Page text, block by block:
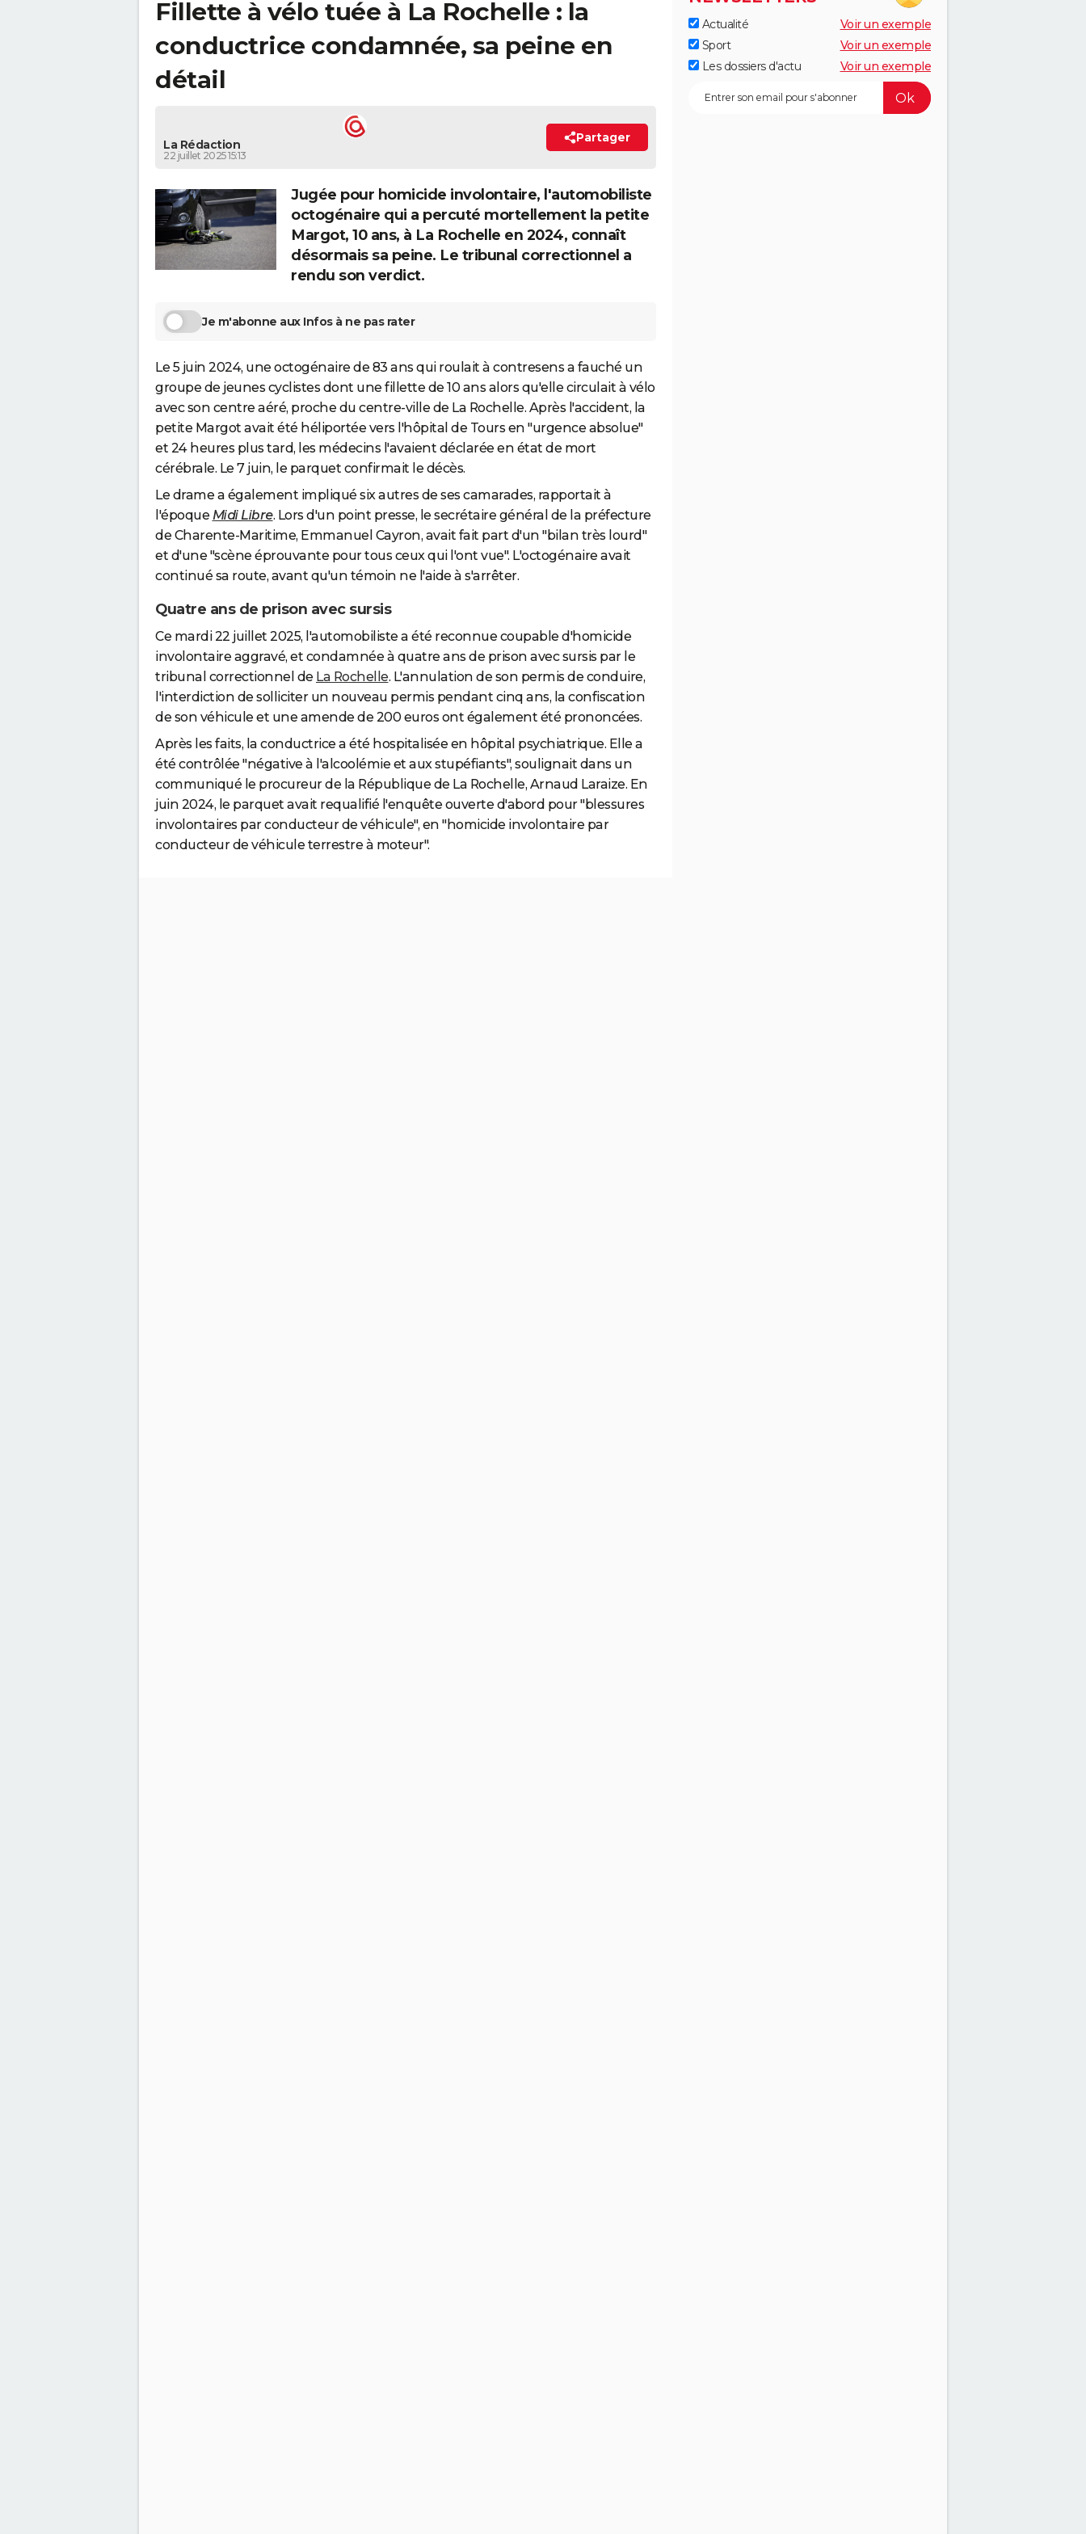
Fillette à vélo tuée à La Rochelle : la
conductrice condamnée, sa peine en
détail
La Rédaction
22 juillet 2025 15:13
Partager
Jugée pour homicide involontaire, l'automobiliste
octogénaire qui a percuté mortellement la petite
Margot, 10 ans, à La Rochelle en 2024, connaît
désormais sa peine. Le tribunal correctionnel a
rendu son verdict.
Je m'abonne aux Infos à ne pas rater
Le 5 juin 2024, une octogénaire de 83 ans qui roulait à contresens a fauché un
groupe de jeunes cyclistes dont une fillette de 10 ans alors qu'elle circulait à vélo
avec son centre aéré, proche du centre-ville de La Rochelle. Après l'accident, la
petite Margot avait été héliportée vers l'hôpital de Tours en "urgence absolue"
et 24 heures plus tard, les médecins l'avaient déclarée en état de mort
cérébrale. Le 7 juin, le parquet confirmait le décès.
Le drame a également impliqué six autres de ses camarades, rapportait à
l'époque Midi Libre. Lors d'un point presse, le secrétaire général de la préfecture
de Charente-Maritime, Emmanuel Cayron, avait fait part d'un "bilan très lourd"
et d'une "scène éprouvante pour tous ceux qui l'ont vue". L'octogénaire avait
continué sa route, avant qu'un témoin ne l'aide à s'arrêter.
Quatre ans de prison avec sursis
Ce mardi 22 juillet 2025, l'automobiliste a été reconnue coupable d'homicide
involontaire aggravé, et condamnée à quatre ans de prison avec sursis par le
tribunal correctionnel de La Rochelle. L'annulation de son permis de conduire,
l'interdiction de solliciter un nouveau permis pendant cinq ans, la confiscation
de son véhicule et une amende de 200 euros ont également été prononcées.
Après les faits, la conductrice a été hospitalisée en hôpital psychiatrique. Elle a
été contrôlée "négative à l'alcoolémie et aux stupéfiants", soulignait dans un
communiqué le procureur de la République de La Rochelle, Arnaud Laraize. En
juin 2024, le parquet avait requalifié l'enquête ouverte d'abord pour "blessures
involontaires par conducteur de véhicule", en "homicide involontaire par
conducteur de véhicule terrestre à moteur".
Actualité
Voir un exemple
Sport
Voir un exemple
Les dossiers d'actu
Voir un exemple